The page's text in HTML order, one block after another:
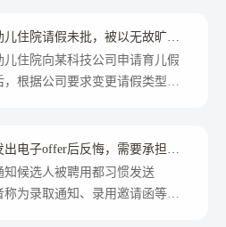
到劳动者退休后享受的待遇。因
者对视同缴费年限存在异议时应
？我们今日就通过以下案例来一
儿住院请假未批，被以无故旷工
法院怎样判？
儿住院向某科技公司申请育儿假
，根据公司要求变更请假类型为
合同，合法吗？
出电子offer后反悔，需要承担违
知候选人被聘用都习惯发送
称为录取通知、录用邀请函等；